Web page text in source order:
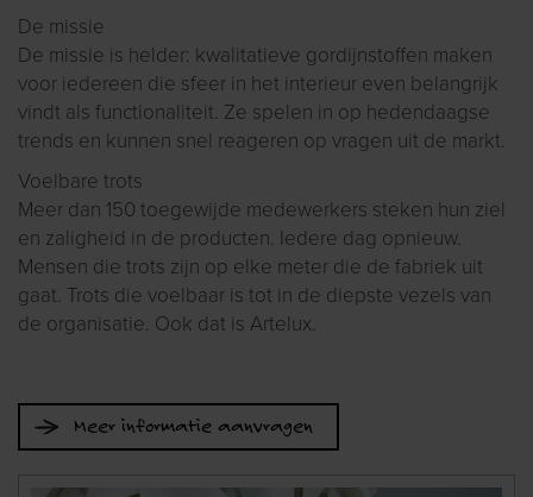
De missie
De missie is helder: kwalitatieve gordijnstoffen maken
voor iedereen die sfeer in het interieur even belangrijk
vindt als functionaliteit. Ze spelen in op hedendaagse
trends en kunnen snel reageren op vragen uit de markt.
Voelbare trots
Meer dan 150 toegewijde medewerkers steken hun ziel
en zaligheid in de producten. Iedere dag opnieuw.
Mensen die trots zijn op elke meter die de fabriek uit
gaat. Trots die voelbaar is tot in de diepste vezels van
de organisatie. Ook dat is Artelux.
Meer informatie aanvragen